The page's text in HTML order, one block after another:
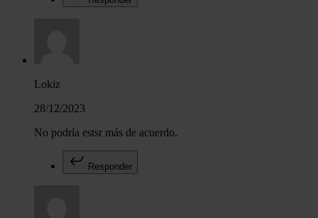
Lokiz
28/12/2023
No podría estsr más de acuerdo.
Responder